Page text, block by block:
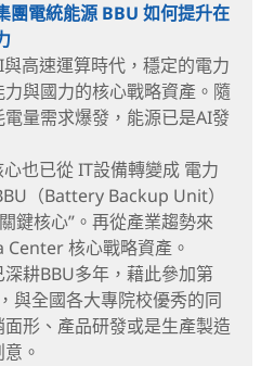
團電統能源 BBU 如何提升在
與高速運算時代，穩定的電力
與國力的核心戰略資產。隨
量需求爆發，能源已是AI發
也已從 IT設備轉變成 電力
（Battery Backup Unit）
鍵核心”。再從產業趨勢來
核心戰略資產。
耕BBU多年，藉此參加第
與全國各大專院校優秀的同
形、產品研發或是生產製造
。